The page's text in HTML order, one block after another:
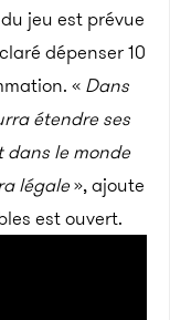
jeu est prévue
dépenser 10
« Dans
étendre ses
dans le monde
légale», ajoute
est ouvert.